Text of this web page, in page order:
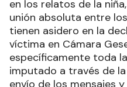
en los relatos de la
unión absoluta entre
tienen asidero en la
víctima en Cámara
específicamente toda
imputado a través de
envío de los mensajes